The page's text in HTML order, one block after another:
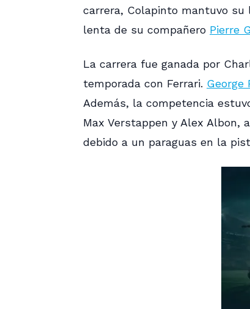
carrera, Colapinto mantuvo su
lenta de su compañero Pierre
La carrera fue ganada por
temporada con Ferrari. George
Además, la competencia
Max Verstappen y Alex Albon,
debido a un paraguas en la